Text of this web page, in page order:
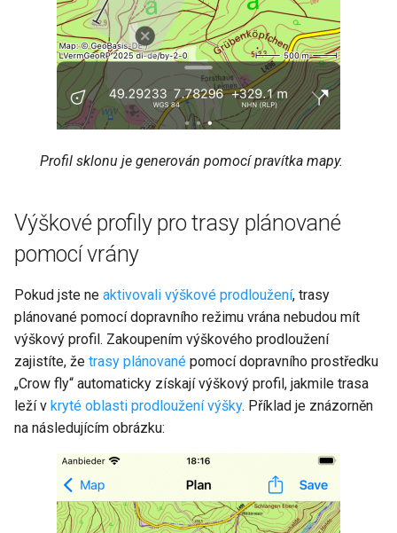
Profil sklonu je generován pomocí pravítka mapy.
Výškové profily pro trasy plánované
pomocí vrány
Pokud jste ne aktivovali výškové prodloužení, trasy
plánované pomocí dopravního režimu vrána nebudou mít
výškový profil. Zakoupením výškového prodloužení
zajistíte, že trasy plánované pomocí dopravního prostředku
„Crow fly“ automaticky získají výškový profil, jakmile trasa
leží v kryté oblasti prodloužení výšky. Příklad je znázorněn
na následujícím obrázku: